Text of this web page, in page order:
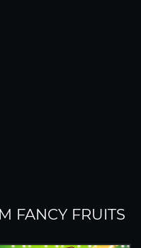
FANCY FRUITS